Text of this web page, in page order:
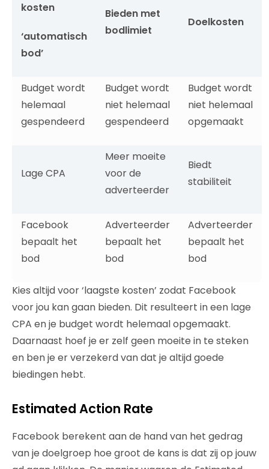
kosten
‘automatisch
bod’
Bieden met
bodlimiet
Doelkosten
Budget wordt
helemaal
gespendeerd
Budget wordt
niet helemaal
gespendeerd
Budget wordt
niet helemaal
opgemaakt
Lage CPA
Meer moeite
voor de
adverteerder
Biedt
stabiliteit
Facebook
bepaalt het
bod
Adverteerder
bepaalt het
bod
Adverteerder
bepaalt het
bod
Kies altijd voor ‘laagste kosten’ zodat Facebook
voor jou kan gaan bieden. Dit resulteert in een lage
CPA en je budget wordt helemaal opgemaakt.
Daarnaast hoef je er zelf geen moeite in te steken
en ben je er verzekerd van dat je altijd goede
biedingen hebt.
Estimated Action Rate
Facebook berekent aan de hand van het gedrag
van je doelgroep hoe groot de kans is dat zij op jouw